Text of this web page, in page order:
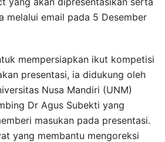
melalui email pada 5 Desember
mempersiapkan ikut kompetisi
presentasi, ia didukung oleh
Nusa Mandiri (UNM)
Dr Agus Subekti yang
masukan pada presentasi.
yang membantu mengoreksi